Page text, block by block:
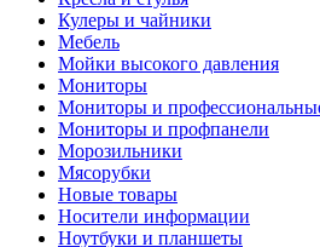
Кулеры и чайники
Мебель
Мойки высокого давления
Мониторы
Мониторы и
Мониторы и профпанели
Морозильники
Мясорубки
Новые товары
Носители информации
Ноутбуки и планшеты